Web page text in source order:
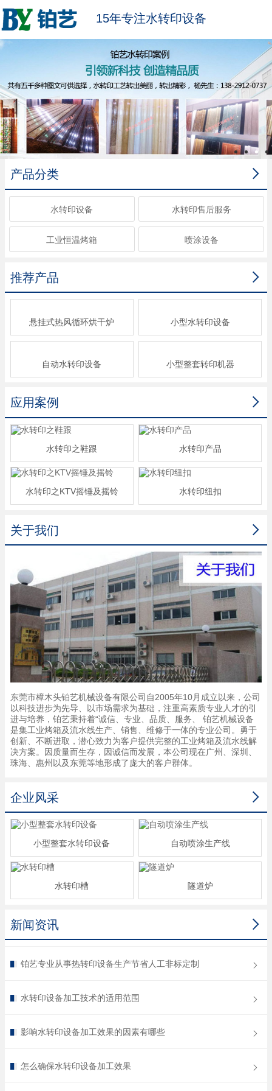
15年专注水转印设备

产品分类
水转印设备 水转印售后服务
工业恒温烤箱 喷涂设备

推荐产品
悬挂式热风循环烘干炉 小型水转印设备
自动水转印设备 小型整套转印机器

应用案例
水转印之鞋跟 水转印产品
水转印之KTV摇锤及摇铃 水转印纽扣

关于我们
东莞市樟木头铂艺机械设备有限公司自2005年10月成立以来，公司
以科技进步为先导、以市场需求为基础，注重高素质专业人才的引
进与培养，铂艺秉持着“诚信、专业、品质、服务、 铂艺机械设备
是集工业烤箱及流水线生产、销售、维修于一体的专业公司。勇于
创新、不断进取，潜心致力为客户提供完整的工业烤箱及流水线解
决方案。因质量而生存，因诚信而发展，本公司现在广州、深圳、
珠海、惠州以及东莞等地形成了庞大的客户群体。

企业风采
小型整套水转印设备 自动喷涂生产线
水转印槽 隧道炉

新闻资讯
铂艺专业从事热转印设备生产节省人工非标定制
水转印设备加工技术的适用范围
影响水转印设备加工效果的因素有哪些
怎么确保水转印设备加工效果